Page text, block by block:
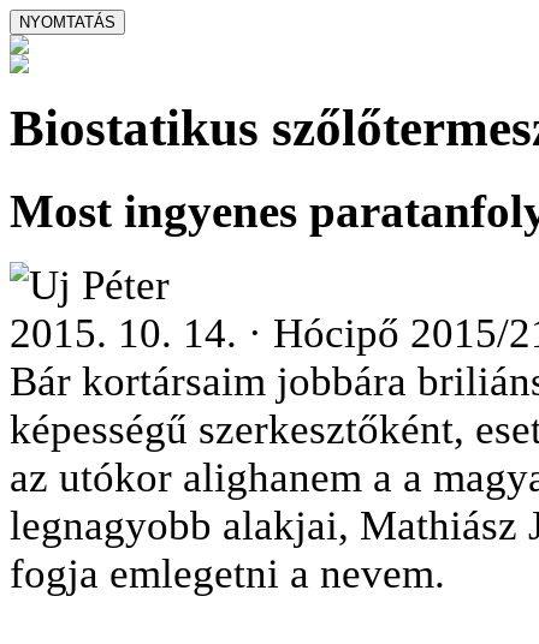
Biostatikus
Most ingyenes
Uj Péter
2015. 10. 14. · Hócipő 2015/
Bár kortársaim jobbára
képességű szerkesztőként,
az utókor alighanem a a
legnagyobb alakjai, Mathiász
fogja emlegetni a nevem.